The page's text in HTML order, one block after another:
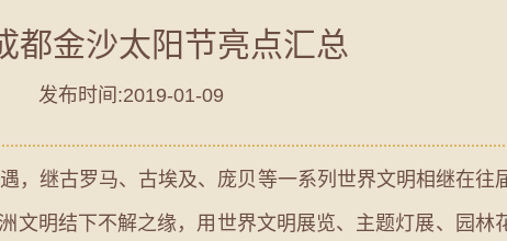
都金沙太阳节亮点汇总
发布时间:2019-01-09
，继古罗马、古埃及、庞贝等一系列世界文明相继在往
文明结下不解之缘，用世界文明展览、主题灯展、园林